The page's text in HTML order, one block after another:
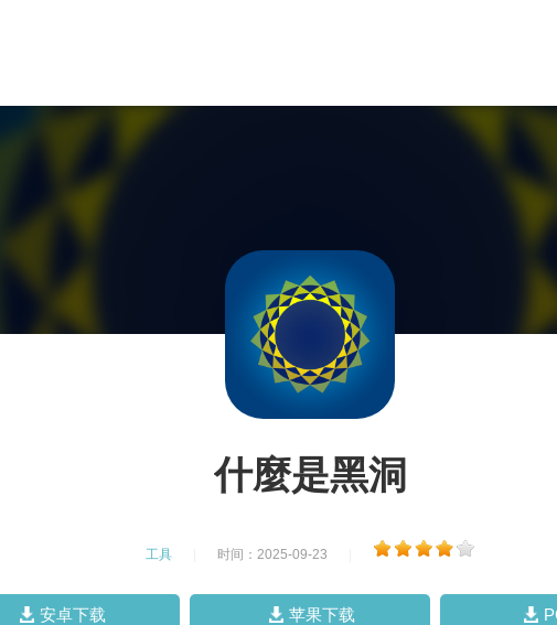
什麼是黑洞
工具 时间：2025-09-23
安卓下载 苹果下载